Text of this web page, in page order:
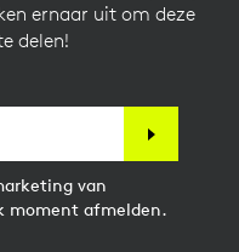
ernaar uit om deze
delen!
van
moment afmelden.